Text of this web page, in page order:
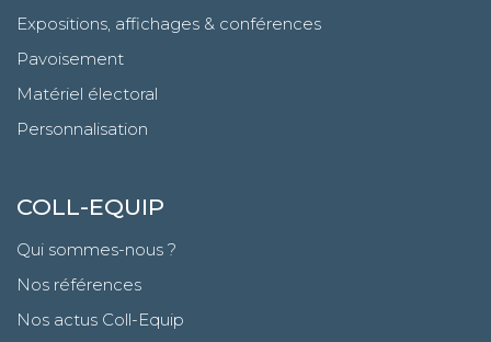
Expositions, affichages & conférences
Pavoisement
Matériel électoral
Personnalisation
COLL-EQUIP
Qui sommes-nous ?
Nos références
Nos actus Coll-Equip